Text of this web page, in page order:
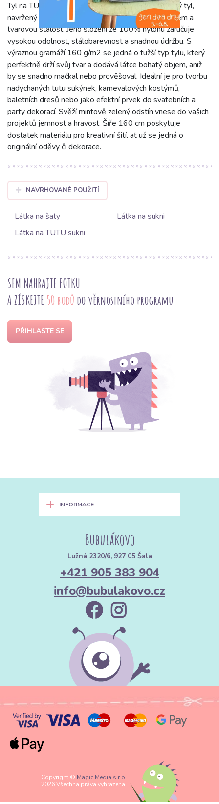
Tyl na TUTU mint 160 cm je špičkový jednobarevný tyl,
navržený speciálně pro projekty, které vyžadují objem a
tvarovou stálost. Jeho složení ze 100% nylonu zaručuje
vysokou odolnost, stálobarevnost a snadnou údržbu. S
výraznou gramáží 160 g/m2 se jedná o tužší typ tylu, který
perfektně drží svůj tvar a dodává látce bohatý objem, aniž
by se snadno mačkal nebo prověšoval. Ideální je pro tvorbu
nadýchaných tutu sukýnek, karnevalových kostýmů,
baletních dresů nebo jako efektní prvek do svatebních a
party dekorací. Svěží mintově zelený odstín vnese do vašich
projektů jemnost a hravost. Šíře 160 cm poskytuje
dostatek materiálu pro kreativní šití, ať už se jedná o
originální oděvy či dekorace.
NAVRHOVANÉ POUŽITÍ
Látka na šaty
Látka na sukni
Látka na TUTU sukni
SEM NAHRAJTE FOTKU
A ZÍSKEJTE 50 bodů do věrnostního programu
PŘIHLASTE SE
+ INFORMACE
Bubulákovo
Lužná 2320/6, 927 05 Šala
+421 905 383 904
info@bubulakovo.cz
Copyright © Magic Media s.r.o.
2026 Všechna práva vyhrazena